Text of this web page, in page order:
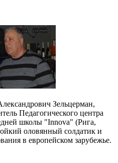
Зельцерман,
Педагогического центра
школы "Innova" (Рига,
оловянный солдатик и
в европейском зарубежье.